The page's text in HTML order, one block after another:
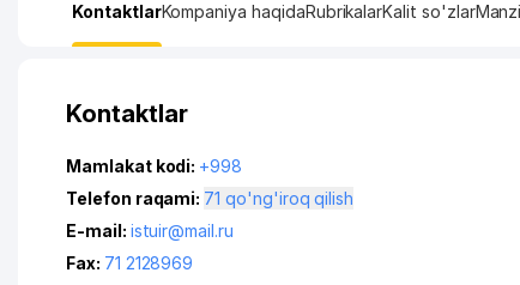
KontaktlarKompaniya haqidaRubrikalarKalit so'zlar
Kontaktlar
Mamlakat kodi: +998
Telefon raqami:
71 qo'ng'iroq qilish
E-mail: istuir@mail.ru
Fax: 71 2128969